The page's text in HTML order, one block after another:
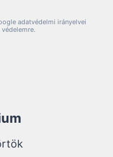
adatvédelmi irányelvei